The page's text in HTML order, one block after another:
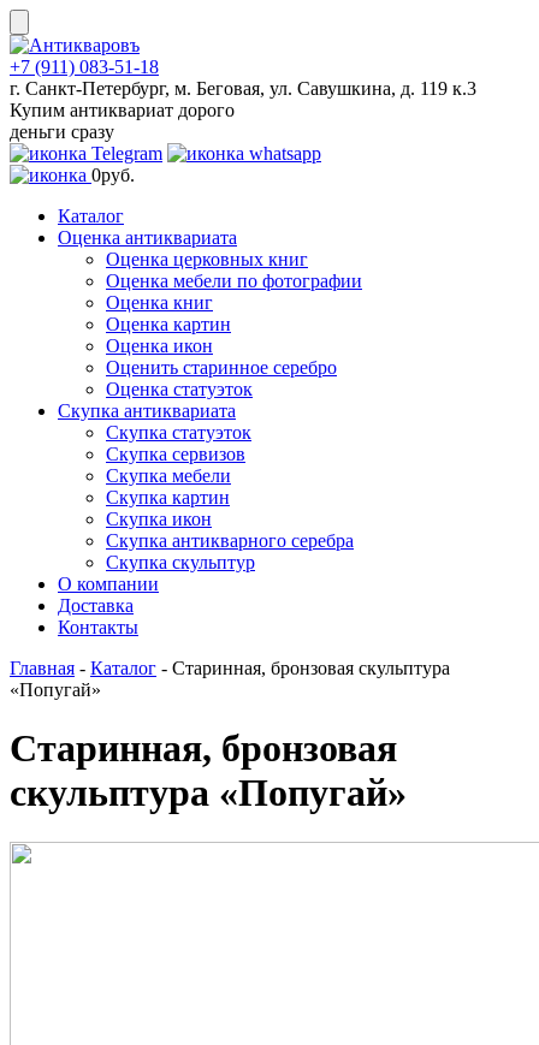
Skip
to
content
+7 (911) 083-51-18
г. Санкт-Петербург, м. Беговая, ул. Савушкина, д. 119 к.3
Купим антиквариат дорого
деньги сразу
0руб.
Каталог
Оценка антиквариата
Оценка церковных книг
Оценка мебели по фотографии
Оценка книг
Оценка картин
Оценка икон
Оценить старинное серебро
Оценка статуэток
Скупка антиквариата
Скупка статуэток
Скупка сервизов
Скупка мебели
Скупка картин
Скупка икон
Скупка антикварного серебра
Скупка скульптур
О компании
Доставка
Контакты
Главная - Каталог - Старинная, бронзовая скульптура
«Попугай»
Старинная, бронзовая
скульптура «Попугай»